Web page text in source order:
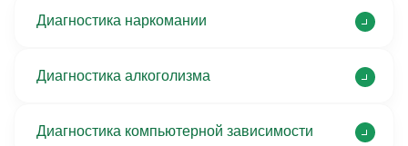
Диагностика наркомании
Диагностика алкоголизма
Диагностика компьютерной зависимости